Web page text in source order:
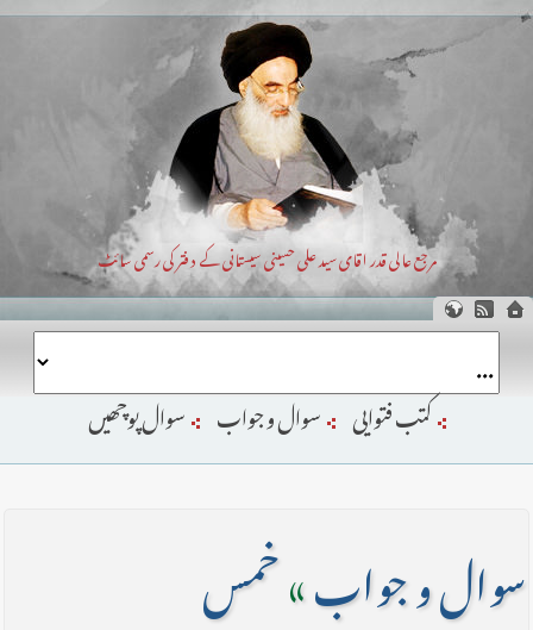
مرجع عالی قدر اقای سید علی حسینی سیستانی کے دفتر کی رسمی سائٹ
کتب فتوایی سوال و جواب سوال پوچھیں
سوال و جواب»خمس